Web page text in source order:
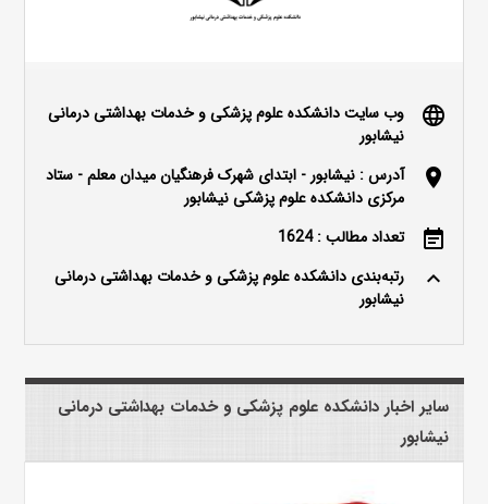
language
وب سایت دانشکده علوم پزشکی و خدمات بهداشتی درمانی
نیشابور
location_on
آدرس : نیشابور - ابتدای شهرک فرهنگیان میدان معلم - ستاد
مرکزی دانشکده علوم پزشکی نیشابور
event_note تعداد مطالب : 1624
keyboard_arrow_up
رتبه‌بندی دانشکده علوم پزشکی و خدمات بهداشتی درمانی
نیشابور
سایر اخبار دانشکده علوم پزشکی و خدمات بهداشتی درمانی
نیشابور